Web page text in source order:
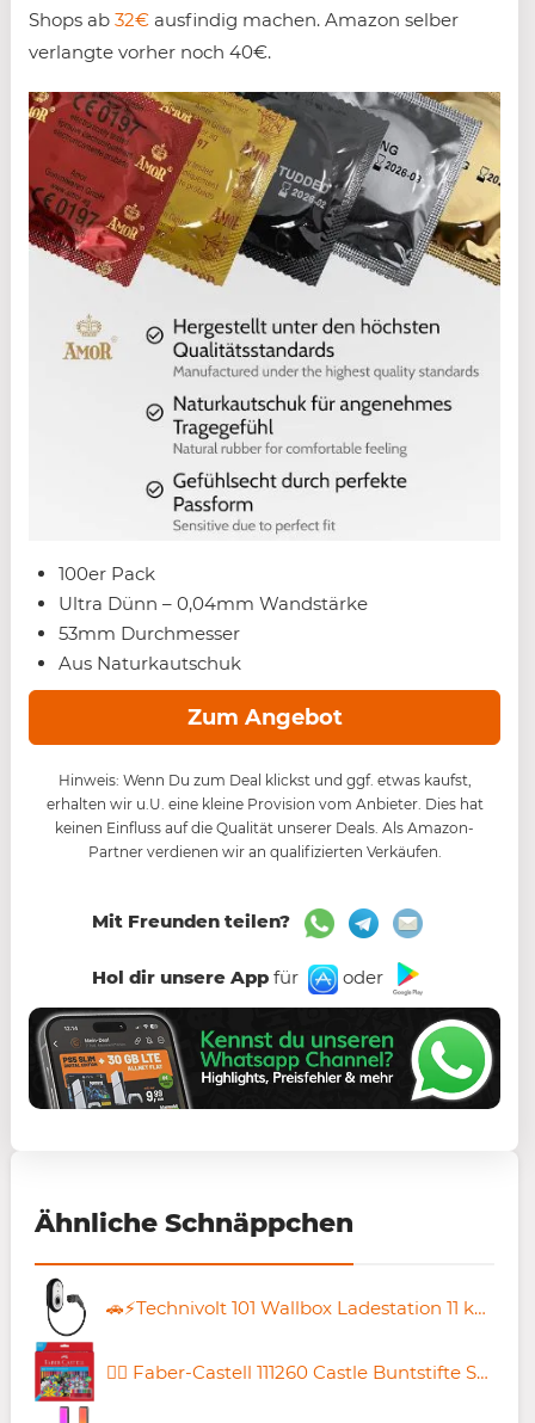
Shops ab 32€ ausfindig machen. Amazon selber
verlangte vorher noch 40€.
100er Pack
Ultra Dünn – 0,04mm Wandstärke
53mm Durchmesser
Aus Naturkautschuk
Zum Angebot
Hinweis: Wenn Du zum Deal klickst und ggf. etwas kaufst,
erhalten wir u.U. eine kleine Provision vom Anbieter. Dies hat
keinen Einfluss auf die Qualität unserer Deals. Als Amazon-
Partner verdienen wir an qualifizierten Verkäufen.
Mit Freunden teilen?
Hol dir unsere Appfür oder
Ähnliche Schnäppchen
🚗⚡Technivolt 101 Wallbox Ladestation 11 kW für 207,95€ (statt 270€)
✍🏻 Faber-Castell 111260 Castle Buntstifte Set, 60-teilig für 13,50€ (statt 17€)